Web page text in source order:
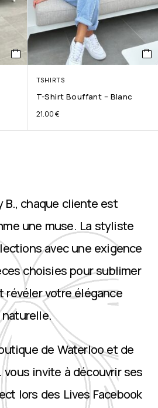
TSHIRTS
T-Shirt Bouffant – Blanc
21.00€
B., chaque cliente est
une muse. La styliste
avec une exigence
choisies pour sublimer
révéler votre élégance
naturelle.
de Waterloo et de
vous invite à découvrir ses
lors des Lives Facebook